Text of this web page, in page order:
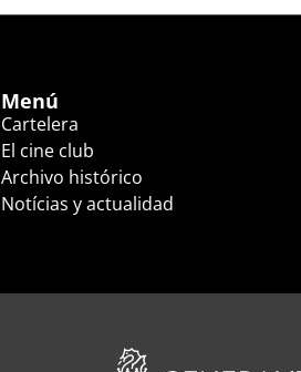
Menú
Cartelera
El cine club
Archivo histórico
Notícias y actualidad